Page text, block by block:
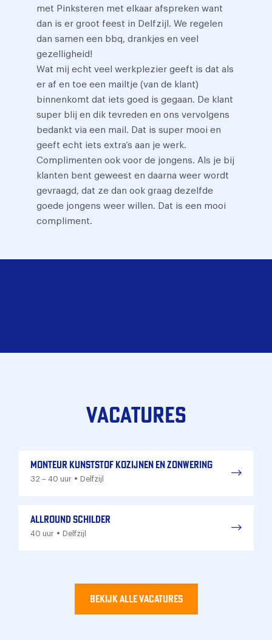
met Pinksteren met elkaar afspreken want
dan is er groot feest in Delfzijl. We regelen
dan samen een bbq, drankjes en veel
gezelligheid!
Wat mij echt veel werkplezier geeft is dat als
er af en toe een mailtje (van de klant)
binnenkomt dat iets goed is gegaan. De klant
super blij en dik tevreden en ons vervolgens
bedankt via een mail. Dat is super mooi en
geeft echt iets extra’s aan je werk.
Complimenten ook voor de jongens. Als je bij
klanten bent geweest en daarna weer wordt
gevraagd, dat ze dan ook graag dezelfde
goede jongens weer willen. Dat is een mooi
compliment.
Vacatures
Monteur kunststof kozijnen en zonwering
32 – 40 uur • Delfzijl
Allround schilder
40 uur • Delfzijl
Bekijk alle vacatures